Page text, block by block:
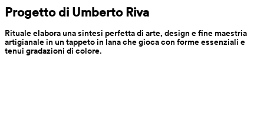
Progetto di Umberto Riva
Rituale elabora una sintesi perfetta di arte, design e fine maestria
artigianale in un tappeto in lana che gioca con forme essenziali e
tenui gradazioni di colore.